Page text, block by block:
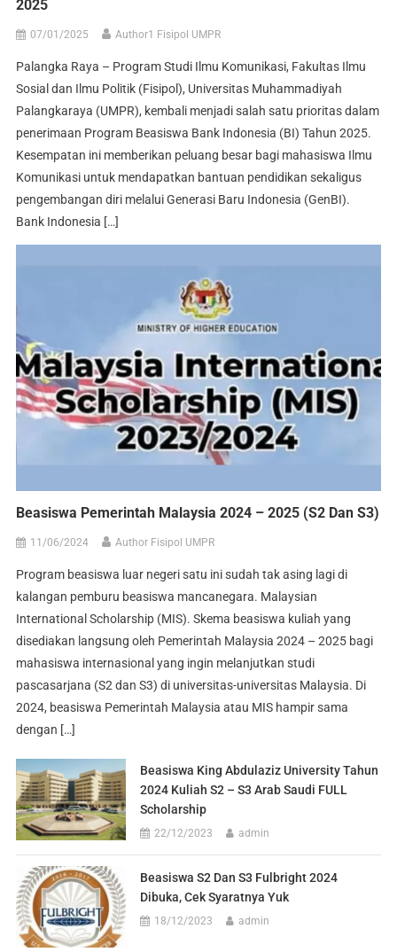
2025
07/01/2025 Author1 Fisipol UMPR
Palangka Raya – Program Studi Ilmu Komunikasi, Fakultas Ilmu
Sosial dan Ilmu Politik (Fisipol), Universitas Muhammadiyah
Palangkaraya (UMPR), kembali menjadi salah satu prioritas dalam
penerimaan Program Beasiswa Bank Indonesia (BI) Tahun 2025.
Kesempatan ini memberikan peluang besar bagi mahasiswa Ilmu
Komunikasi untuk mendapatkan bantuan pendidikan sekaligus
pengembangan diri melalui Generasi Baru Indonesia (GenBI).
Bank Indonesia […]
Beasiswa Pemerintah Malaysia 2024 – 2025 (S2 Dan S3)
11/06/2024 Author Fisipol UMPR
Program beasiswa luar negeri satu ini sudah tak asing lagi di
kalangan pemburu beasiswa mancanegara. Malaysian
International Scholarship (MIS). Skema beasiswa kuliah yang
disediakan langsung oleh Pemerintah Malaysia 2024 – 2025 bagi
mahasiswa internasional yang ingin melanjutkan studi
pascasarjana (S2 dan S3) di universitas-universitas Malaysia. Di
2024, beasiswa Pemerintah Malaysia atau MIS hampir sama
dengan […]
Beasiswa King Abdulaziz University Tahun
2024 Kuliah S2 – S3 Arab Saudi FULL
Scholarship
22/12/2023 admin
Beasiswa S2 Dan S3 Fulbright 2024
Dibuka, Cek Syaratnya Yuk
18/12/2023 admin